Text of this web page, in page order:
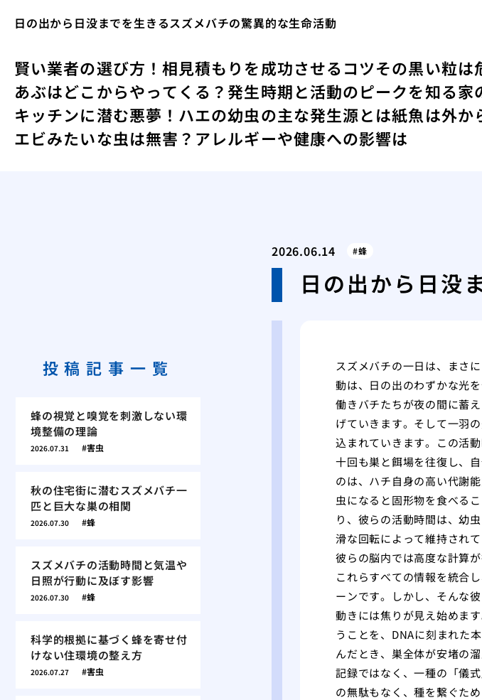
日の出から日没までを生きるスズメバチの驚異的な生命活動
賢い業者の選び方！相見積もりを成功させるコツその黒い粒は
あぶはどこからやってくる？発生時期と活動のピークを知る家
キッチンに潜む悪夢！ハエの幼虫の主な発生源とは紙魚は外か
エビみたいな虫は無害？アレルギーや健康への影響は
2026.06.14 蜂
日の出から日没
スズメバチの一日は、まさ
動は、日の出のわずかな光
働きバチたちが夜の間に蓄
げていきます。そして一羽
込まれていきます。この活
十回も巣と餌場を往復し、
のは、ハチ自身の高い代謝
虫になると固形物を食べる
り、彼らの活動時間は、幼
滑な回転によって維持され
彼らの脳内では高度な計算
これらすべての情報を統合
ーンです。しかし、そんな
動きには焦りが見え始めま
うことを、DNAに刻まれた
んだとき、巣全体が安堵の
記録ではなく、一種の「儀
の無駄もなく、種を繋ぐた
投稿記事一覧
蜂の視覚と嗅覚を刺激しない環
境整備の理論
2026.07.31 害虫
秋の住宅街に潜むスズメバチ一
匹と巨大な巣の相関
2026.07.30 蜂
スズメバチの活動時間と気温や
日照が行動に及ぼす影響
2026.07.30 蜂
科学的根拠に基づく蜂を寄せ付
けない住環境の整え方
2026.07.27 害虫